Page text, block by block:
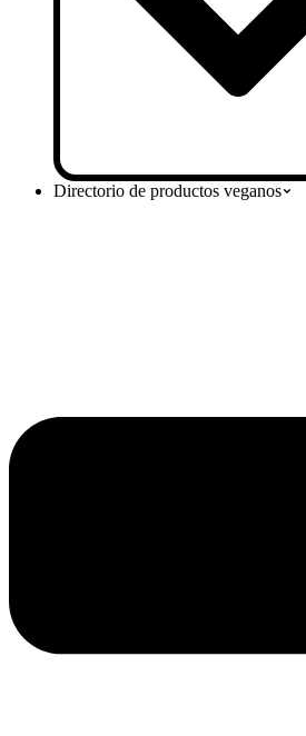
Directorio de productos veganos